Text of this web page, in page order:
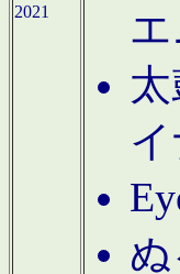
2021
エ